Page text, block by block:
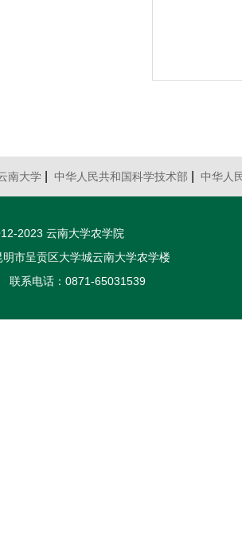
南大学 中华人民共和国科学技术部 中华人
2023 云南大学农学院
明市呈贡区大学城云南大学农学楼
联系电话：0871-65031539